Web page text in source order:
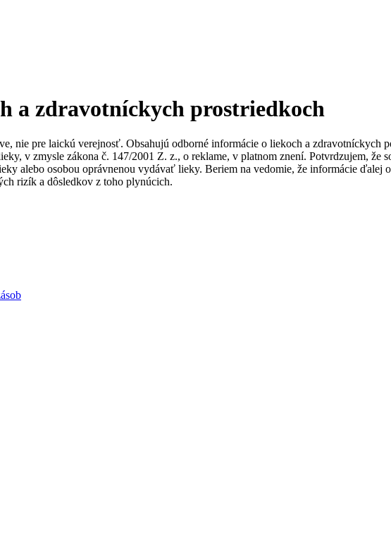
a zdravotníckych prostriedkoch
nie pre laickú verejnosť. Obsahujú odborné informácie o liekoch a zdravotníckych
v zmysle zákona č. 147/2001 Z. z., o reklame, v platnom znení. Potvrdzujem, že
alebo osobou oprávnenou vydávať lieky. Beriem na vedomie, že informácie ďalej
rizík a dôsledkov z toho plynúcich.